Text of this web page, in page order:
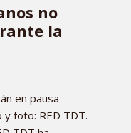
no
la
en pausa
foto: RED TDT.